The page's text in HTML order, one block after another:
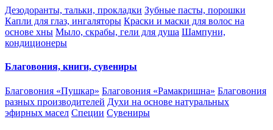
Дезодоранты, тальки, прокладки Зубные пасты, порошки
Капли для глаз, ингаляторы Краски и маски для волос на
основе хны Мыло, скрабы, гели для душа Шампуни,
кондиционеры
Благовония, книги, сувениры
Благовония «Пушкар» Благовония «Рамакришна» Благовония
разных производителей Духи на основе натуральных
эфирных масел Специи Сувениры